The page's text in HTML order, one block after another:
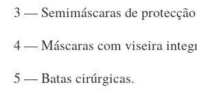
3 — Semimáscaras de
4 — Máscaras com viseira
5 — Batas cirúrgicas.